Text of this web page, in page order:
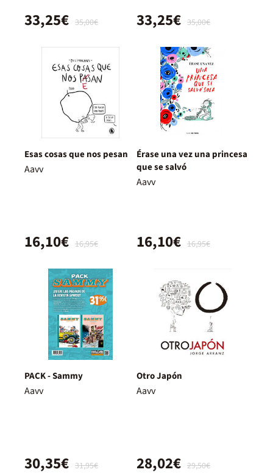
35,00€
33,25€ 35,00€
33,25€
Esas cosas que nos pesan
Aavv
16,95€
16,10€
Érase una vez una princesa
que se salvó
Aavv
16,95€
16,10€
PACK - Sammy
Aavv
31,95€
30,35€
Otro Japón
Aavv
29,50€
28,02€